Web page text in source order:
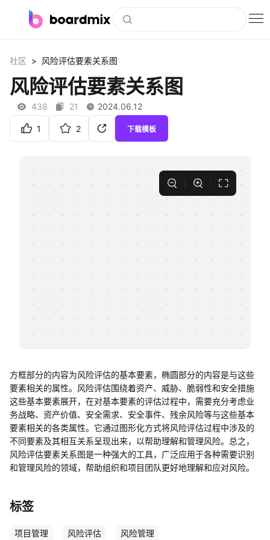
社区资源
下载
会员
私有化部署
帮助中心
社区 > 风险评估要素关系图
风险评估要素关系图
438 21 2024.06.12
1 2 下载模板
方框部分的内容为风险评估的基本要素，椭圆部分的内容是与这些
要素相关的属性。风险评估围绕着资产、威胁、脆弱性和安全措施
这些基本要素展开，在对基本要素的评估过程中，需要充分考虑业
务战略、资产价值、安全需求、安全事件、残余风险等与这些基本
要素相关的各类属性。它通过图形化方式将风险评估过程中涉及的
不同要素及其相互关系呈现出来，以帮助理解和管理风险。总之，
风险评估要素关系图是一种强大的工具，广泛应用于各种需要识别
和管理风险的领域，帮助组织和项目团队更好地理解和应对风险。
标签
项目管理 风险评估 风险管理